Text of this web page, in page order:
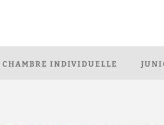
de l´Hôtel Hotel Temple
CHAMBRE INDIVIDUELLE